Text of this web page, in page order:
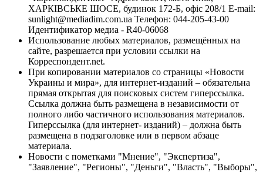
ХАРКІВСЬКЕ ШОСЕ, будинок 172-Б, офіс 208/1 E-mail:
sunlight@mediadim.com.ua Телефон: 044-205-43-00
Идентификатор медиа - R40-06068
Использование любых материалов, размещённых на
сайте, разрешается при условии ссылки на
Корреспондент.net.
При копировании материалов со страницы «Новости
Украины и мира», для интернет-изданий – обязательна
прямая открытая для поисковых систем гиперссылка.
Ссылка должна быть размещена в независимости от
полного либо частичного использования материалов.
Гиперссылка (для интернет- изданий) – должна быть
размещена в подзаголовке или в первом абзаце
материала.
Новости с пометками "Мнение", "Экспертиза",
"Заявление", "Регионы", "Деньги", "Власть", "Выборы",